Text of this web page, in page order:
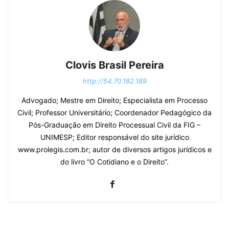
Clovis Brasil Pereira
http://54.70.182.189
Advogado; Mestre em Direito; Especialista em Processo
Civil; Professor Universitário; Coordenador Pedagógico da
Pós-Graduação em Direito Processual Civil da FIG –
UNIMESP; Editor responsável do site jurídico
www.prolegis.com.br; autor de diversos artigos jurídicos e
do livro “O Cotidiano e o Direito”.